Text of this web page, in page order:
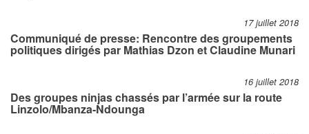
17 juillet 2018
Communiqué de presse: Rencontre des groupements
politiques dirigés par Mathias Dzon et Claudine Munari
16 juillet 2018
Des groupes ninjas chassés par l’armée sur la route
Linzolo/Mbanza-Ndounga